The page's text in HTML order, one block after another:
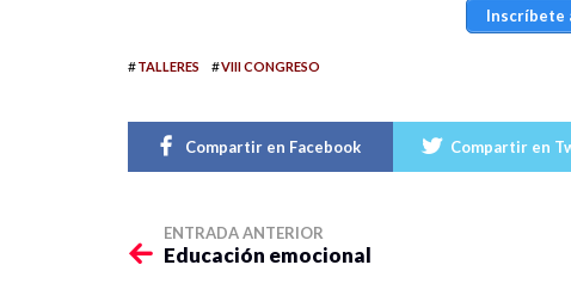
Inscríbete
#TALLERES #VIII CONGRESO
Compartir en Facebook Compartir en
ENTRADA ANTERIOR
Educación emocional